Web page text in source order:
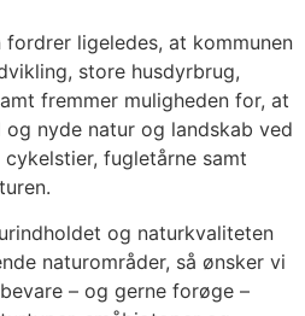
ligeledes, at kommunen
store husdyrbrug,
fremmer muligheden for, at
nyde natur og landskab ved
fugletårne samt
og naturkvaliteten
naturområder, så ønsker vi
– og gerne forøge –